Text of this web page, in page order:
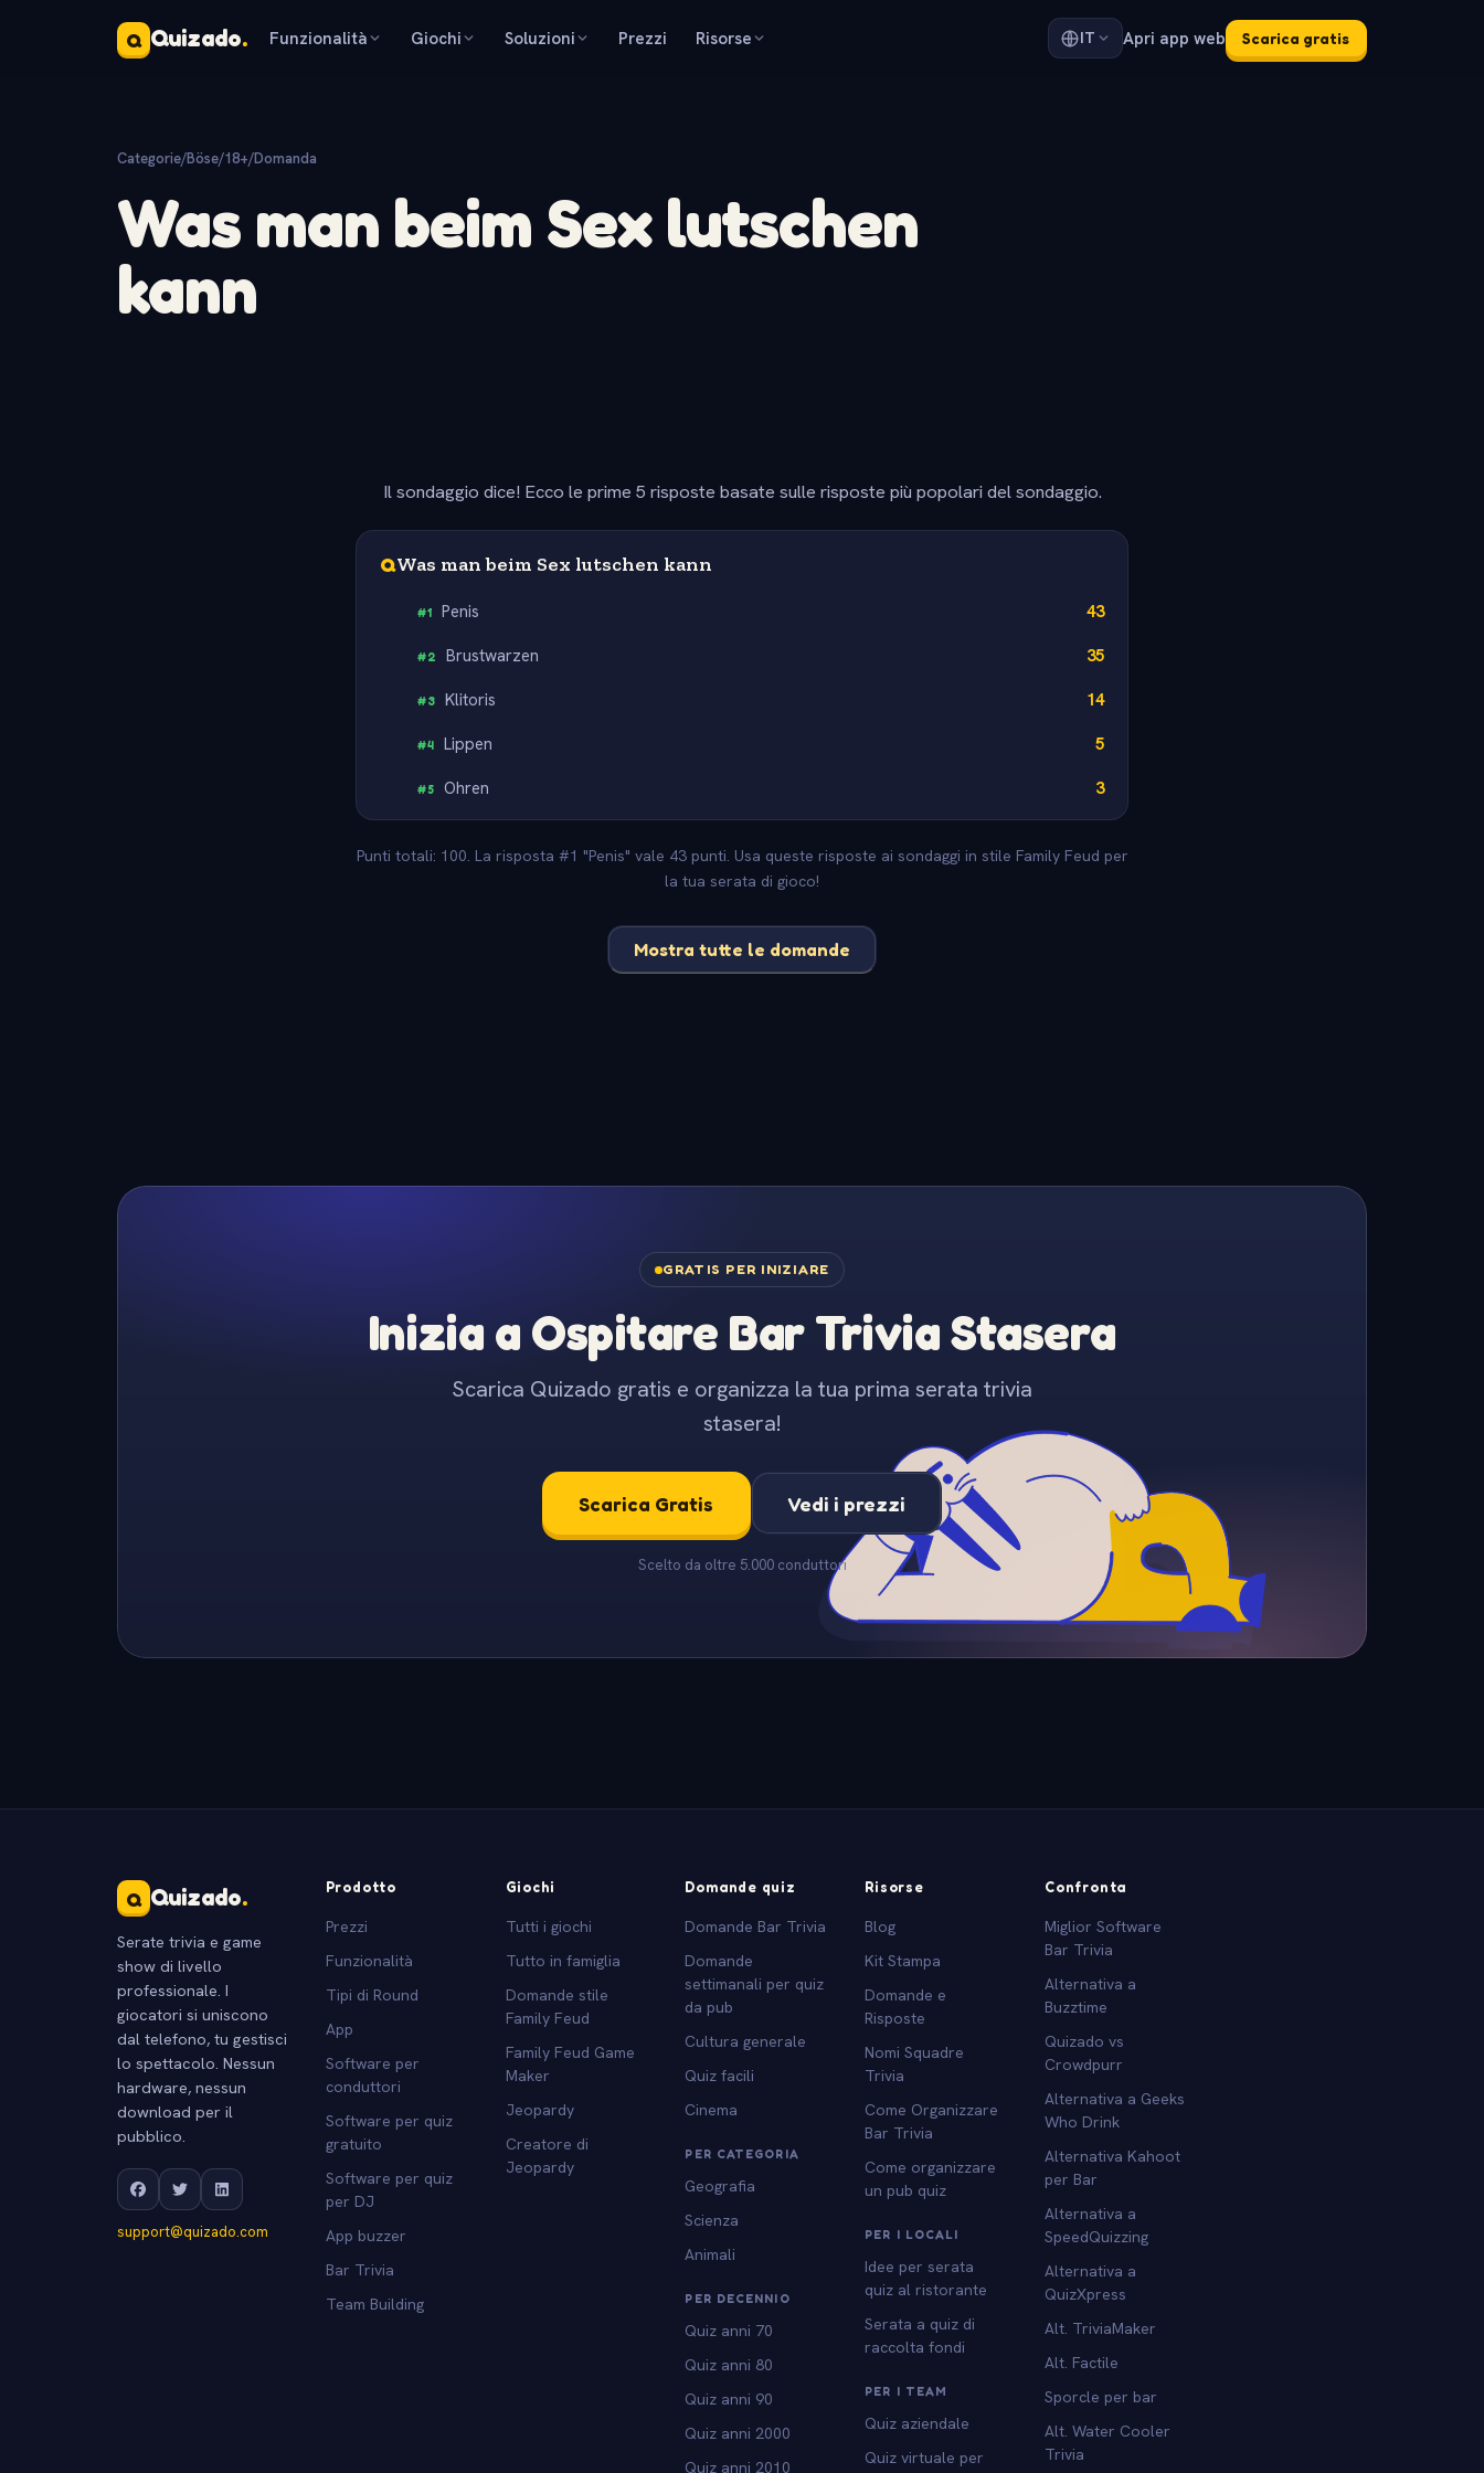
Q Quizado. Funzionalità Giochi Soluzioni Prezzi Risorse IT Apri app web Scarica gratis
Categorie/Böse/18+/Domanda
Was man beim Sex lutschen
kann
Il sondaggio dice! Ecco le prime 5 risposte basate sulle risposte più popolari del sondaggio.
QWas man beim Sex lutschen kann
#1 Penis 43
#2 Brustwarzen 35
#3 Klitoris 14
#4 Lippen 5
#5 Ohren 3
Punti totali: 100. La risposta #1 "Penis" vale 43 punti. Usa queste risposte ai sondaggi in stile Family Feud per
la tua serata di gioco!
Mostra tutte le domande
GRATIS PER INIZIARE
Inizia a Ospitare Bar Trivia Stasera
Scarica Quizado gratis e organizza la tua prima serata trivia
stasera!
Scarica Gratis Vedi i prezzi
Scelto da oltre 5.000 conduttori
Q Quizado.
Serate trivia e game
show di livello
professionale. I
giocatori si uniscono
dal telefono, tu gestisci
lo spettacolo. Nessun
hardware, nessun
download per il
pubblico.
support@quizado.com
Prodotto
Prezzi
Funzionalità
Tipi di Round
App
Software per
conduttori
Software per quiz
gratuito
Software per quiz
per DJ
App buzzer
Bar Trivia
Team Building
Giochi
Tutti i giochi
Tutto in famiglia
Domande stile
Family Feud
Family Feud Game
Maker
Jeopardy
Creatore di
Jeopardy
Domande quiz
Domande Bar Trivia
Domande
settimanali per quiz
da pub
Cultura generale
Quiz facili
Cinema
PER CATEGORIA
Geografia
Scienza
Animali
PER DECENNIO
Quiz anni 70
Quiz anni 80
Quiz anni 90
Quiz anni 2000
Quiz anni 2010
Risorse
Blog
Kit Stampa
Domande e
Risposte
Nomi Squadre
Trivia
Come Organizzare
Bar Trivia
Come organizzare
un pub quiz
PER I LOCALI
Idee per serata
quiz al ristorante
Serata a quiz di
raccolta fondi
PER I TEAM
Quiz aziendale
Quiz virtuale per
Confronta
Miglior Software
Bar Trivia
Alternativa a
Buzztime
Quizado vs
Crowdpurr
Alternativa a Geeks
Who Drink
Alternativa Kahoot
per Bar
Alternativa a
SpeedQuizzing
Alternativa a
QuizXpress
Alt. TriviaMaker
Alt. Factile
Sporcle per bar
Alt. Water Cooler
Trivia